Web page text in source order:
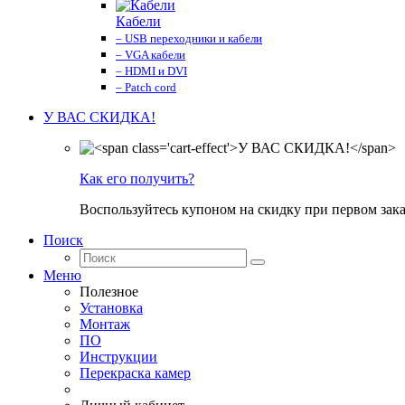
Кабели
– USB переходники и кабели
– VGA кабели
– HDMI и DVI
– Patch cord
У ВАС СКИДКА!
Как его получить?
Воспользуйтесь купоном на скидку при первом
Поиск
Меню
Полезное
Установка
Монтаж
ПО
Инструкции
Перекраска камер